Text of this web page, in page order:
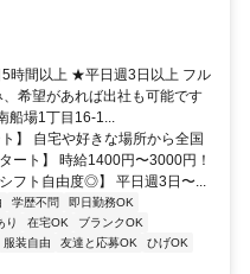
時間以上 ★平日週3日以上 フル
希望があれば出社も可能です
船場1丁目16-1...
】 自宅や好きな場所から全国
ート】 時給1400円〜3000円！
フト自由度◎】 平日週3日〜...
学歴不問
即日勤務OK
り 在宅OK
ブランクOK
服装自由 友達と応募OK
ひげOK